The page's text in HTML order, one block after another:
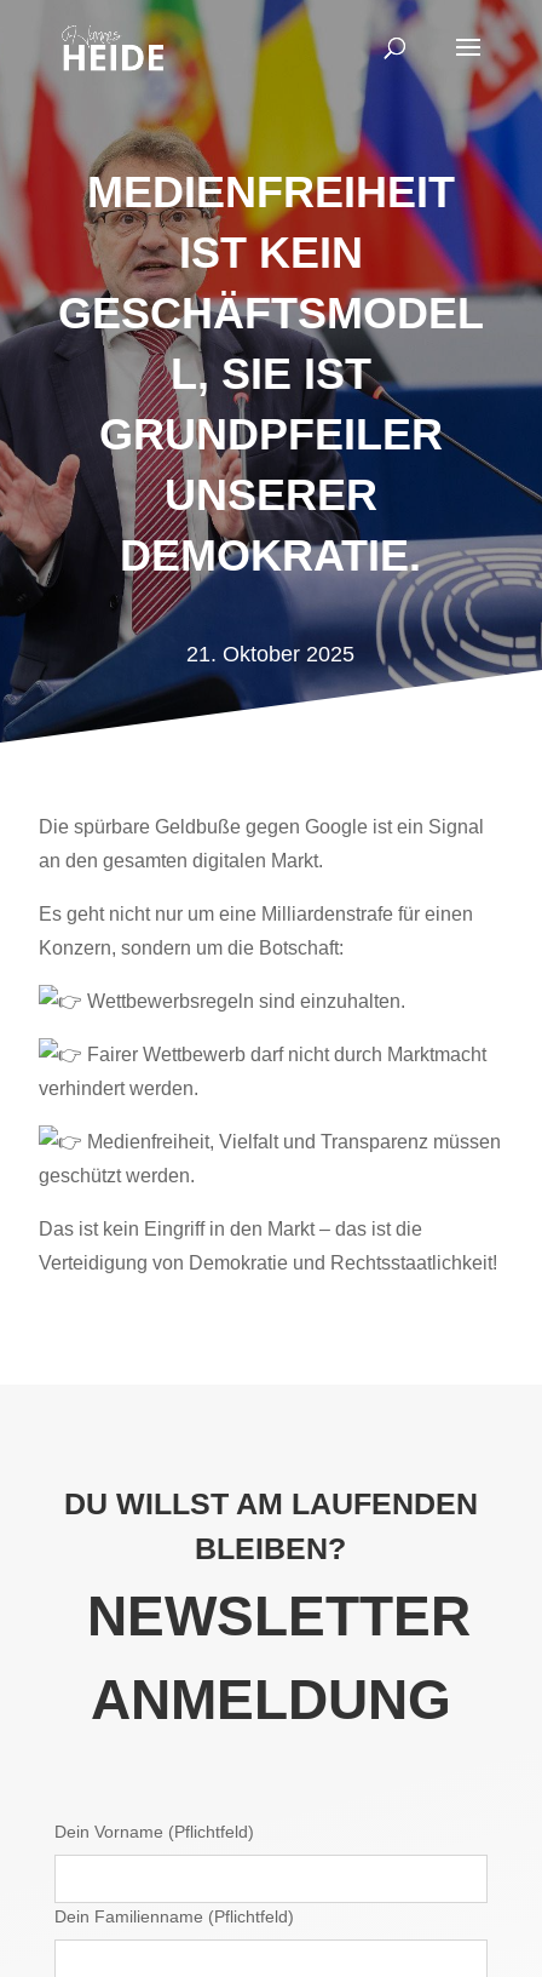
MEDIENFREIHEIT
IST KEIN
GESCHÄFTSMODEL
L, SIE IST
GRUNDPFEILER
UNSERER
DEMOKRATIE.
21. Oktober 2025
Die spürbare Geldbuße gegen Google ist ein Signal
an den gesamten digitalen Markt.
Es geht nicht nur um eine Milliardenstrafe für einen
Konzern, sondern um die Botschaft:
Wettbewerbsregeln sind einzuhalten.
Fairer Wettbewerb darf nicht durch Marktmacht
verhindert werden.
Medienfreiheit, Vielfalt und Transparenz müssen
geschützt werden.
Das ist kein Eingriff in den Markt – das ist die
Verteidigung von Demokratie und Rechtsstaatlichkeit!
DU WILLST AM LAUFENDEN
BLEIBEN?
NEWSLETTER
ANMELDUNG
Dein Vorname (Pflichtfeld)
Dein Familienname (Pflichtfeld)